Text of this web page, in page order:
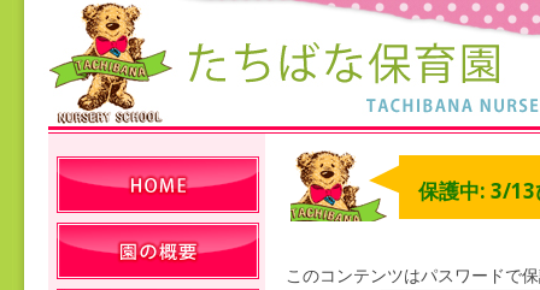
保護中: 3/13
このコンテンツはパスワードで